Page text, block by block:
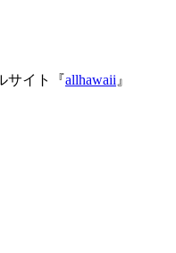
サイト『allhawaii 』